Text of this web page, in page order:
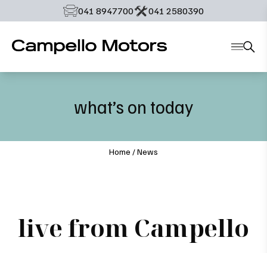
‭041 8947700‬ ‭041 2580390‬
what’s on today
Home /News
live from Campello